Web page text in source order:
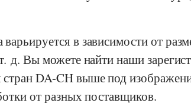
в зависимости от
д. Вы можете найти наши
стран DA-CH выше под
от разных поставщиков.